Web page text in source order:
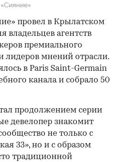
провел в Крылатском
владельцев агентств
премиального
лидеров мнений отрасли.
в Paris Saint-Germain
канала и собрало 50
продолжением серии
девелопер знакомит
не только с
33», но и с образом
традиционной